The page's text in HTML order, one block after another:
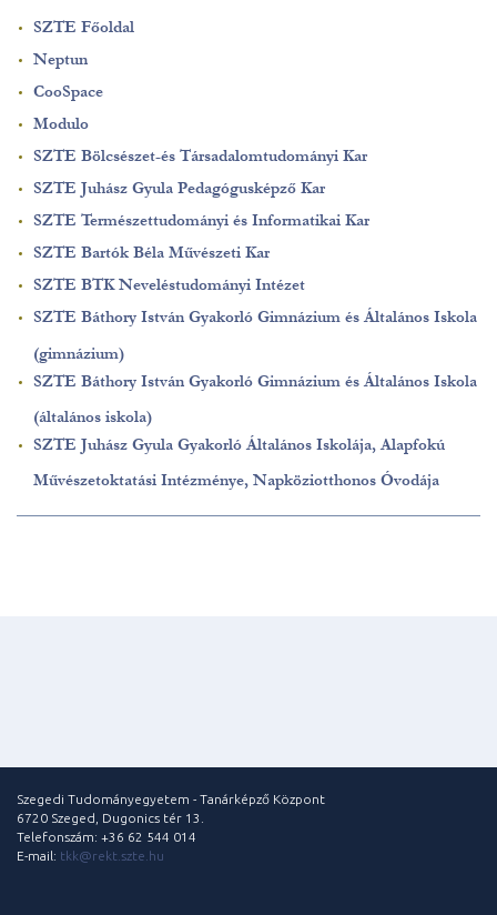
SZTE Főoldal
Neptun
CooSpace
Modulo
SZTE Bölcsészet-és Társadalomtudományi Kar
SZTE Juhász Gyula Pedagógusképző Kar
SZTE Természettudományi és Informatikai Kar
SZTE Bartók Béla Művészeti Kar
SZTE BTK Neveléstudományi Intézet
SZTE Báthory István Gyakorló Gimnázium és Általános Iskola
(gimnázium)
SZTE Báthory István Gyakorló Gimnázium és Általános Iskola
(általános iskola)
SZTE Juhász Gyula Gyakorló Általános Iskolája, Alapfokú
Művészetoktatási Intézménye, Napköziotthonos Óvodája
Szegedi Tudományegyetem - Tanárképző Központ
6720 Szeged, Dugonics tér 13.
Telefonszám: +36 62 544 014
E-mail: tkk@rekt.szte.hu